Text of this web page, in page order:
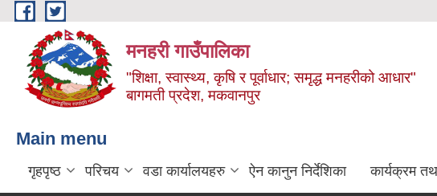
Skip to main content
मनहरी गाउँपालिका
"शिक्षा, स्वास्थ्य, कृषि र पूर्वाधार; समृद्ध मनहरीको आधार"
बागमती प्रदेश, मकवानपुर
Main menu
गृहपृष्ठ परिचय वडा कार्यालयहरु ऐन कानुन निर्देशिका कार्यक्रम